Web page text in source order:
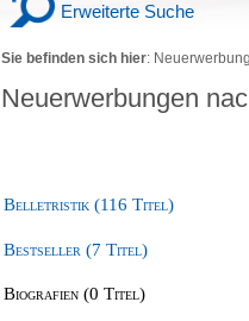
Erweiterte Suche
Sie befinden sich hier:
Neuerwerbungen
Belletristik (116 Titel)
Bestseller (7 Titel)
Biografien (0 Titel)